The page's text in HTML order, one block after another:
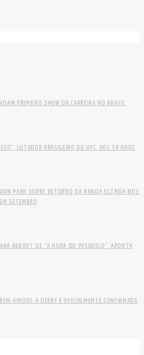
PRIMEIRO SHOW DA CARREIRA NO BRASIL
LUTADOR BRASILEIRO DO UFC, AOS 34 ANOS
PARK SOBRE RETORNO DA BANDA ESTREIA NOS
SETEMBRO
REBOOT DE “A HORA DO PESADELO”, APONTA
VINDOS A DERRY É OFICIALMENTE CONFIRMADA